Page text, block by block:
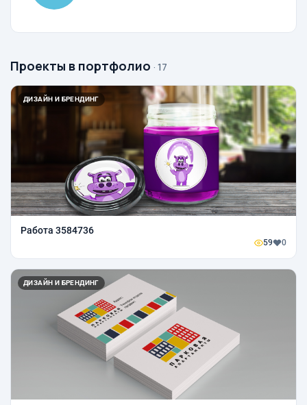
Проекты в портфолио · 17
ДИЗАЙН И БРЕНДИНГ
Работа 3584736
59 0
ДИЗАЙН И БРЕНДИНГ